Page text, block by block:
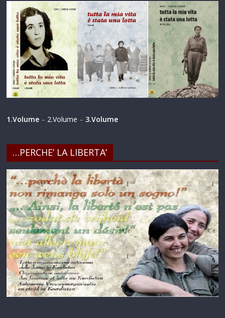
1.Volume – 2.Volume – 3.Volume
…PERCHE’ LA LIBERTA’